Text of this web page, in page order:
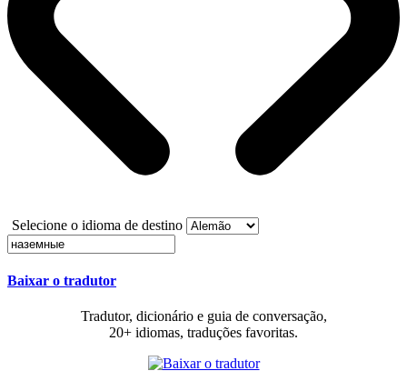
Selecione o idioma de destino
Baixar o tradutor
Tradutor, dicionário e guia de conversação,
20+ idiomas, traduções favoritas.